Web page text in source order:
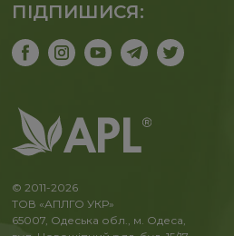
ПІДПИШИСЯ:
© 2011-2026
ТОВ «АПЛГО УКР»
65007, Одеська обл., м. Одеса,